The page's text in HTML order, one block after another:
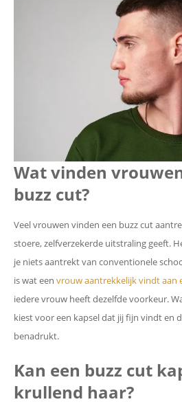
Wat vinden
buzz cut?
Veel vrouwen vinden een buzz cut
stoere, zelfverzekerde uitstraling geeft.
je niets aantrekt van conventionele
is wat een vrouw aantrekkelijk vindt aan
iedere vrouw heeft dezelfde voorkeur.
kiest voor een kapsel dat jij fijn vindt en
benadrukt.
Kan een buzz cut
krullend haar?